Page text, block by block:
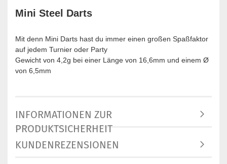
Mini Steel Darts
Mit denn Mini Darts hast du immer einen großen Spaßfaktor
auf jedem Turnier oder Party
Gewicht von 4,2g bei einer Länge von 16,6mm und einem Ø
von 6,5mm
INFORMATIONEN ZUR
PRODUKTSICHERHEIT
KUNDENREZENSIONEN